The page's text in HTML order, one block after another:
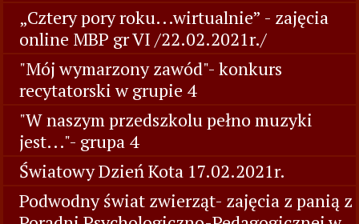
„Cztery pory roku...wirtualnie” - zajęcia
online MBP gr VI /22.02.2021r./
"Mój wymarzony zawód"- konkurs
recytatorski w grupie 4
"W naszym przedszkolu pełno muzyki
jest..."- grupa 4
Światowy Dzień Kota 17.02.2021r.
Podwodny świat zwierząt- zajęcia z panią z